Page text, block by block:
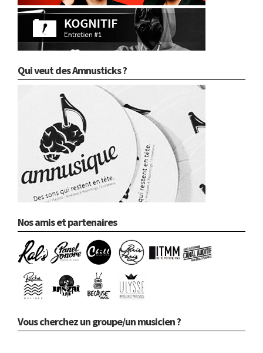
Qui veut des Amnusticks ?
Nos amis et partenaires
Vous cherchez un groupe/un musicien ?